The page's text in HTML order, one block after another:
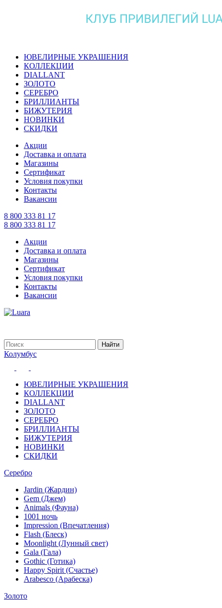
ЮВЕЛИРНЫЕ УКРАШЕНИЯ
КОЛЛЕКЦИИ
DIALLANT
ЗОЛОТО
СЕРЕБРО
БРИЛЛИАНТЫ
БИЖУТЕРИЯ
НОВИНКИ
СКИДКИ
Акции
Доставка и оплата
Магазины
Сертификат
Условия покупки
Контакты
Вакансии
8 800 333 81 17
8 800 333 81 17
Акции
Доставка и оплата
Магазины
Сертификат
Условия покупки
Контакты
Вакансии
Колумбус
ЮВЕЛИРНЫЕ УКРАШЕНИЯ
КОЛЛЕКЦИИ
DIALLANT
ЗОЛОТО
СЕРЕБРО
БРИЛЛИАНТЫ
БИЖУТЕРИЯ
НОВИНКИ
СКИДКИ
Серебро
Jardin (Жардин)
Gem (Джем)
Animals (Фауна)
1001 ночь
Impression (Впечатления)
Flash (Блеск)
Moonlight (Лунный свет)
Gala (Гала)
Gothic (Готика)
Happy Spirit (Счастье)
Arabesco (Арабеска)
Золото